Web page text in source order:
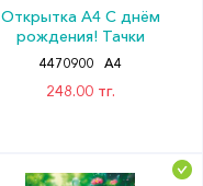
Открытка А4 С днём
рождения! Тачки
4470900 А4
248.00 тг.